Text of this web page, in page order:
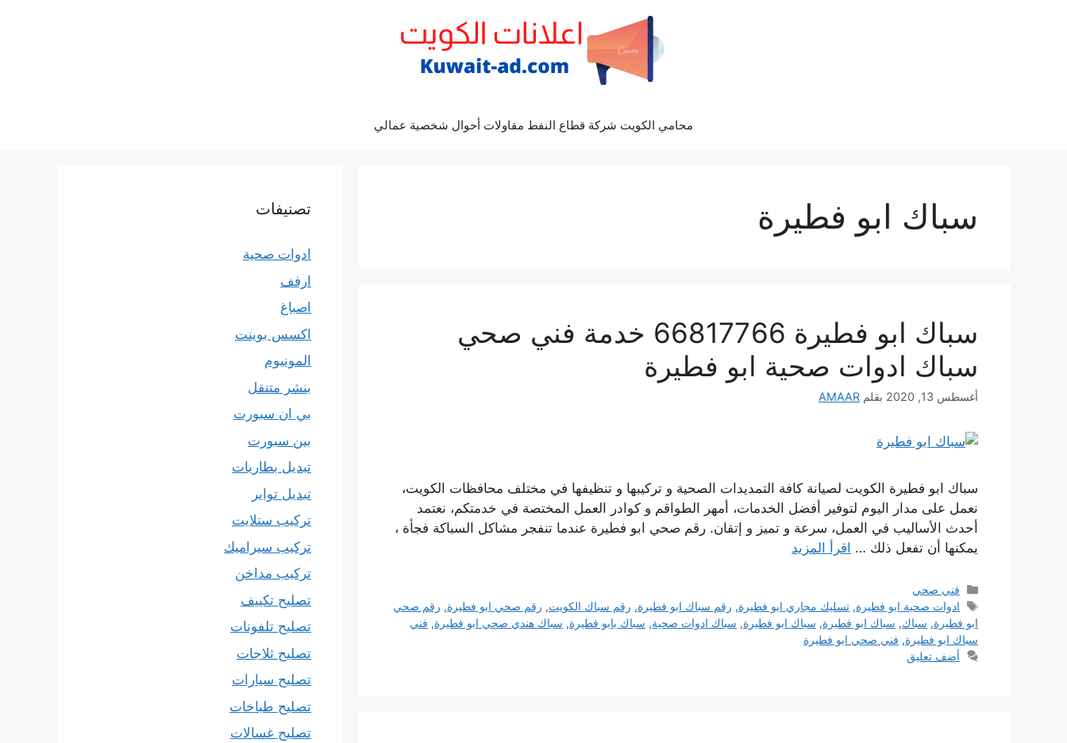
محامي الكويت شركة قطاع النفط مقاولات أحوال شخصية عمالي
سباك ابو فطيرة
سباك ابو فطيرة 66817766 خدمة فني صحي
سباك ادوات صحية ابو فطيرة
أغسطس 13, 2020 بقلم AMAAR
سباك ابو فطيرة الكويت لصيانة كافة التمديدات الصحية و تركيبها و تنظيفها في مختلف محافظات الكويت،
نعمل على مدار اليوم لتوفير أفضل الخدمات، أمهر الطواقم و كوادر العمل المختصة في خدمتكم، نعتمد
أحدث الأساليب في العمل، سرعة و تميز و إتقان. رقم صحي ابو فطيرة عندما تنفجر مشاكل السباكة فجأة ،
يمكنها أن تفعل ذلك … اقرأ المزيد
التصنيفات
فني صحي
الوسوم
ادوات صحية ابو فطيرة,تسليك مجاري ابو فطيرة, رقم سباك ابو فطيرة, رقم سباك الكويت, رقم صحي ابو فطيرة, رقم صحي
ابو فطيرة, سباك, سباك ابو فطيرة, سباك ابو فطيرة, سباك ادوات صحية, سباك بابو فطيرة, سباك هندي صحي ابو فطيرة, فني
سباك ابو فطيرة, فني صحي ابو فطيرة
أضف تعليق
تصنيفات
ادوات صحية
ارفف
اصباغ
اكسس بوينت
المونيوم
بنشر متنقل
بي ان سبورت
بين سبورت
تبديل بطاريات
تبديل تواير
تركيب ستلايت
تركيب سيراميك
تركيب مداخن
تصليح تكييف
تصليح تلفونات
تصليح ثلاجات
تصليح سيارات
تصليح طباخات
تصليح غسالات